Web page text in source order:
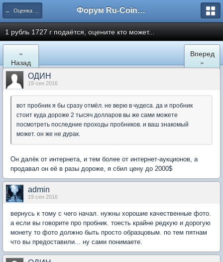
← Оценка монет царской России Форум Ru-Coin.ru
1 рубль 1727 г подаётся, оцените кто может...
«
Назад
Вперед
»
ОДИН
19 сен 2016
вот пробник я бы сразу отмёл. не верю в чудеса. да и пробник
стоит куда дороже 2 тысяч долларов вы же сами можете
посмотреть последние проходы пробников. и ваш знакомый
может. он же не дурак.
Он далёк от интернета, и тем более от интернет-аукционов, а
продавал он её в разы дороже, я сбил цену до 2000$
admin
19 сен 2016
вернусь к тому с чего начал. нужны хорошие качественные фото.
а если вы говорите про пробник. тоесть крайне редкую и дорогую
монету то фото должно быть просто образцовым. по тем пятнам
что вы предоставили... ну сами понимаете.